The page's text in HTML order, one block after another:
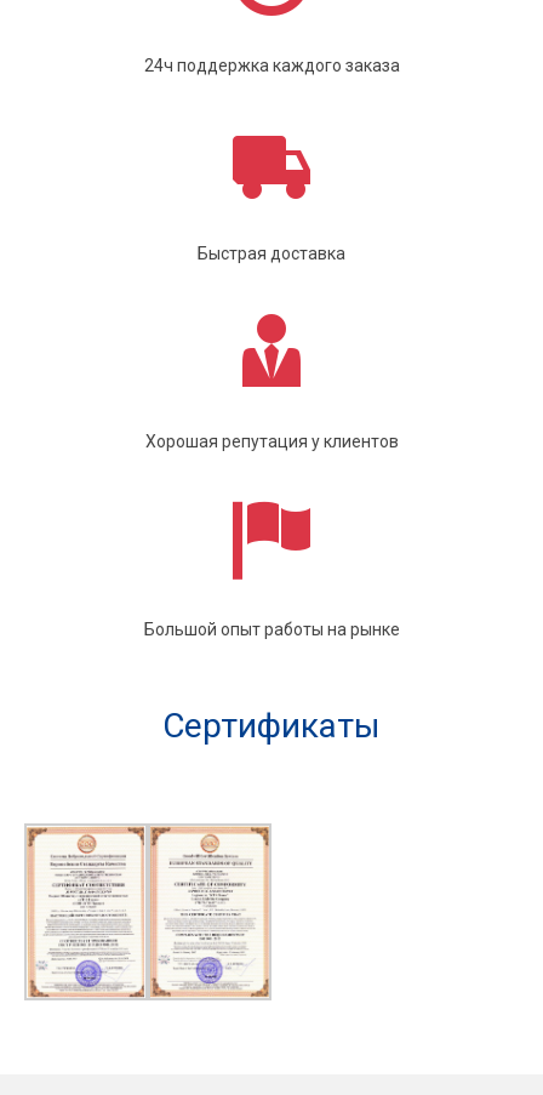
24ч поддержка каждого заказа
Быстрая доставка
Хорошая репутация у клиентов
Большой опыт работы на рынке
Сертификаты